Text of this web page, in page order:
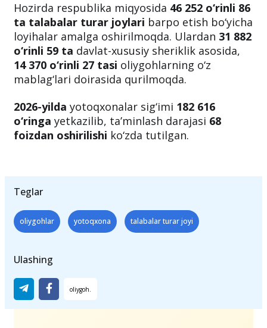
Hozirda respublika miqyosida 46 252 o‘rinli 86
ta talabalar turar joylari barpo etish bo‘yicha
loyihalar amalga oshirilmoqda. Ulardan 31 882
o‘rinli 59 ta davlat-xususiy sheriklik asosida,
14 370 o‘rinli 27 tasi oliygohlarning o‘z
mablag‘lari doirasida qurilmoqda.
2026-yilda yotoqxonalar sig‘imi 182 616
o‘ringa yetkazilib, ta’minlash darajasi 68
foizdan oshirilishi ko‘zda tutilgan.
Teglar
oliygohlar yotoqxona talabalar turar joyi
Ulashing